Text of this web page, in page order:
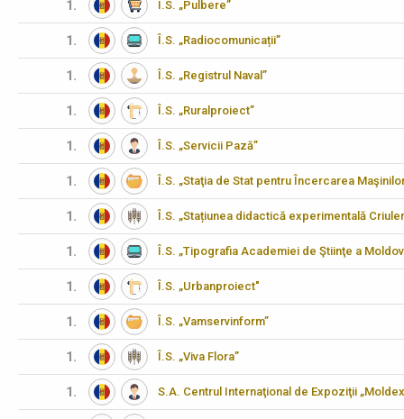
1. Î.S. „Pulbere”
1. Î.S. „Radiocomunicații”
1. Î.S. „Registrul Naval”
1. Î.S. „Ruralproiect”
1. Î.S. „Servicii Pază”
1. Î.S. „Staţia de Stat pentru Încercarea
1. Î.S. „Stațiunea didactică experimentală
1. Î.S. „Tipografia Academiei de Ştiinţe a
1. Î.S. „Urbanproiect"
1. Î.S. „Vamservinform”
1. Î.S. „Viva Flora”
1. S.A. Centrul Internaţional de Expoziţii